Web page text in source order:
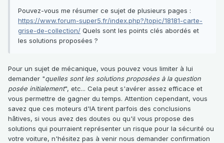
Pouvez-vous me résumer ce sujet de plusieurs pages :
https://www.forum-super5.fr/index.php?/topic/18181-carte-
grise-de-collection/ Quels sont les points clés abordés et
les solutions proposées ?
Pour un sujet de mécanique, vous pouvez vous limiter à lui
demander "quelles sont les solutions proposées à la question
posée initialement", etc... Cela peut s'avérer assez efficace et
vous permettre de gagner du temps. Attention cependant, vous
savez que ces moteurs d'IA tirent parfois des conclusions
hâtives, si vous avez des doutes ou qu'il vous propose des
solutions qui pourraient représenter un risque pour la sécurité ou
votre voiture, n'hésitez pas à venir nous demander confirmation